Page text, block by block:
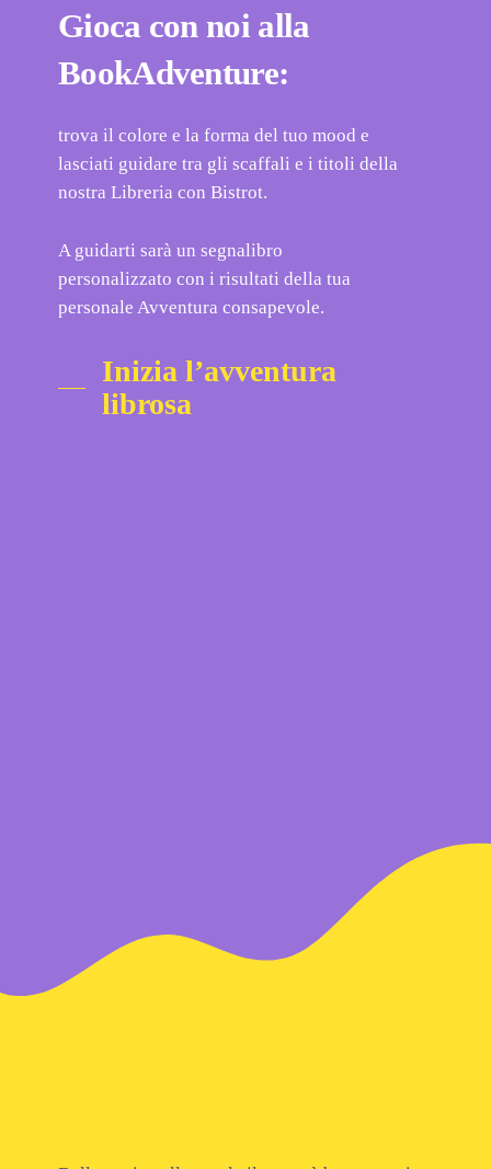
Gioca con noi alla
BookAdventure:
trova il colore e la forma del tuo mood e
lasciati guidare tra gli scaffali e i titoli della
nostra Libreria con Bistrot.
A guidarti sarà un segnalibro
personalizzato con i risultati della tua
personale Avventura consapevole.
Inizia l’avventura
librosa